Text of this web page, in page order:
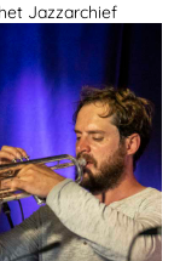
Jazzarchief